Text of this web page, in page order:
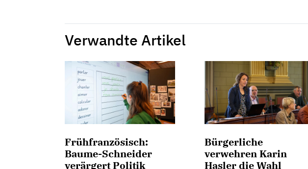
Verwandte Artikel
Frühfranzösisch:
Baume-Schneider
verärgert Politik
Bürgerliche
verwehren Karin
Hasler die Wahl